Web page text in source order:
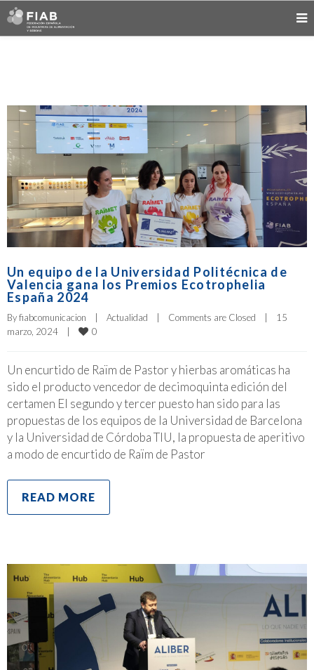
Un equipo de la Universidad Politécnica de
Valencia gana los Premios Ecotrophelia
España 2024
By fiabcomunicacion | Actualidad | Comments are Closed |
15
marzo, 2024
| 0
Un encurtido de Raïm de Pastor y hierbas aromáticas ha
sido el producto vencedor de decimoquinta edición del
certamen El segundo y tercer puesto han sido para las
propuestas de los equipos de la Universidad de Barcelona
y la Universidad de Córdoba TIU, la propuesta de aperitivo
a modo de encurtido de Raïm de Pastor
READ MORE